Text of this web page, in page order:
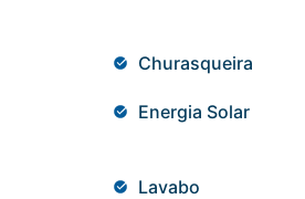
Churasqueira
Energia Solar
Lavabo